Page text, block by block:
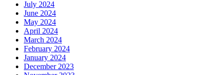
July 2024
June 2024
May 2024
April 2024
March 2024
February 2024
January 2024
December 2023